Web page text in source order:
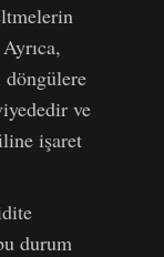
döngülere
ve
işaret
durum